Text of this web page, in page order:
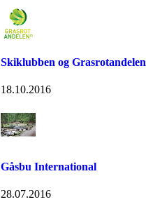
Skiklubben og Grasrotandelen
18.10.2016
Gåsbu International
28.07.2016